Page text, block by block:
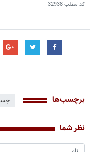
کد مطلب32938
برچسب‌ها
نظر شما